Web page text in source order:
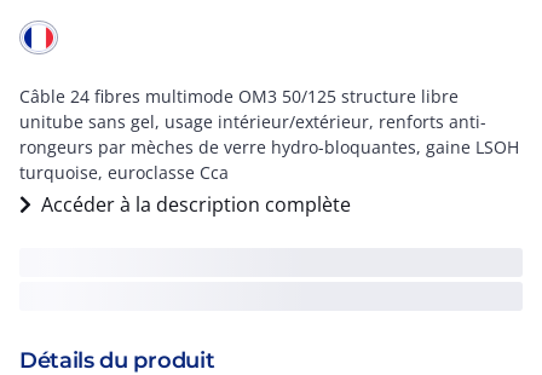
Câble 24 fibres multimode OM3 50/125 structure libre
unitube sans gel, usage intérieur/extérieur, renforts anti-
rongeurs par mèches de verre hydro-bloquantes, gaine LSOH
turquoise, euroclasse Cca
Accéder à la description complète
Détails du produit